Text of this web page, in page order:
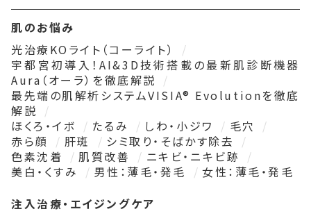
肌のお悩み
光治療KOライト（コーライト）
宇都宮初導入！AI&3D技術搭載の最新肌診断機器
Aura（オーラ）を徹底解説
最先端の肌解析システムVISIA® Evolutionを徹底
解説
ほくろ・イボ
たるみ しわ・小ジワ
毛穴
赤ら顔
肝斑
シミ取り・そばかす除去
色素沈着
肌質改善
ニキビ・ニキビ跡
美白・くすみ
男性：薄毛・発毛
女性：薄毛・発毛
注入治療・エイジングケア